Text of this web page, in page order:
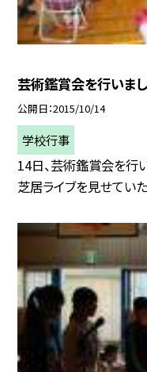
芸術鑑賞会を行い
公開日 2015/10/14
学校行事
14日、芸術鑑賞会を行
芝居ライブを見せてい